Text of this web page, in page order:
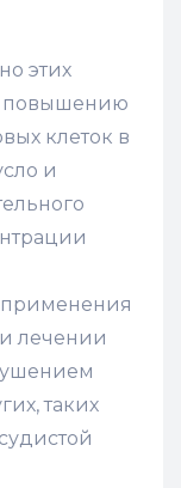
этих
повышению
клеток в
и
применения
лечении
таких